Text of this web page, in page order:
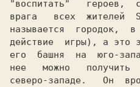
"воспитать"   героев,
врага   всех  жителей
называется  городок,  в
действие  игры), а это
его  башня  на  юго-
нее   можно
северо-западе.   Он